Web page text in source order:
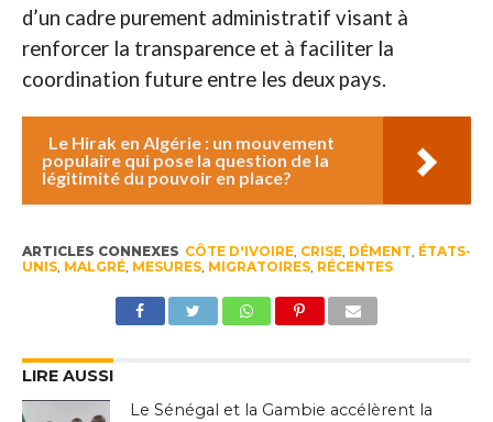
d’un cadre purement administratif visant à
renforcer la transparence et à faciliter la
coordination future entre les deux pays.
Le Hirak en Algérie : un mouvement
populaire qui pose la question de la
légitimité du pouvoir en place?
ARTICLES CONNEXES CÔTE D'IVOIRE, CRISE, DÉMENT ÉTATS-
UNIS, MALGRÉ, MESURES, MIGRATOIRES, RÉCENTES
LIRE AUSSI
Le Sénégal et la Gambie accélèrent la